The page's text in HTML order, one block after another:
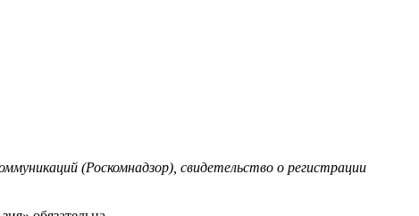
(Роскомнадзор), свидетельство о регистрации